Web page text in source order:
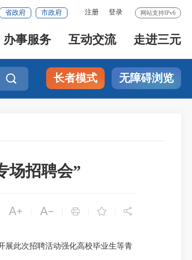
网站支持IPv6
注册 登录
省政府 市政府
办事服务 互动交流 走进三元
 长者模式 无障碍浏览
场招聘会”
    
此次招聘活动强化高校毕业生等青